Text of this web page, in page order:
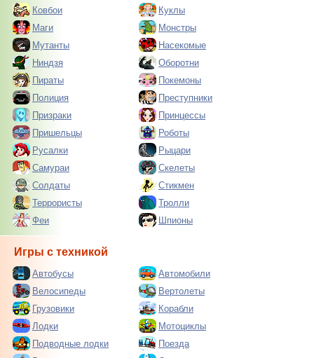
Ковбои
Куклы
Маги
Монстры
Мутанты
Насекомые
Ниндзя
Оборотни
Пираты
Покемоны
Полиция
Преступники
Призраки
Принцессы
Пришельцы
Роботы
Русалки
Рыцари
Самураи
Скелеты
Солдаты
Стикмен
Террористы
Тролли
Феи
Шпионы
Игры с техникой
Автобусы
Автомобили
Велосипеды
Вертолеты
Грузовики
Корабли
Лодки
Мотоциклы
Подводные лодки
Поезда